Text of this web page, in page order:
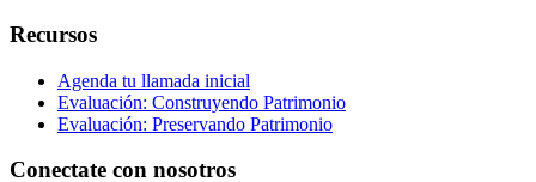
Recursos
Agenda tu llamada inicial
Evaluación: Construyendo Patrimonio
Evaluación: Preservando Patrimonio
Conectate con nosotros